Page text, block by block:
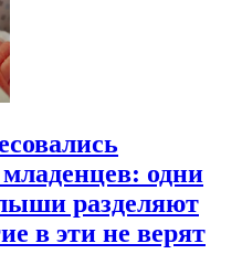
одни
разделяют
в эти не верят